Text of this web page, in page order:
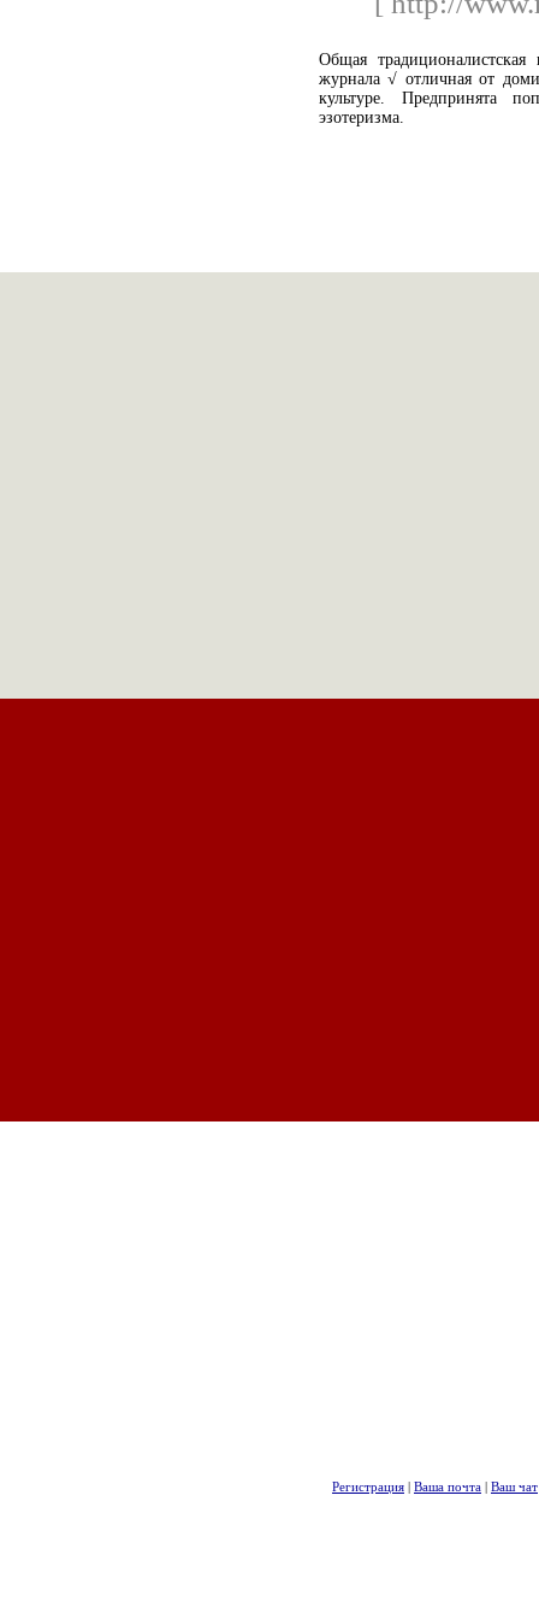
Общая традиционалистская
журнала √ отличная от
культуре. Предпринята
эзотеризма.
Регистрация | Ваша почта | Ваш чат